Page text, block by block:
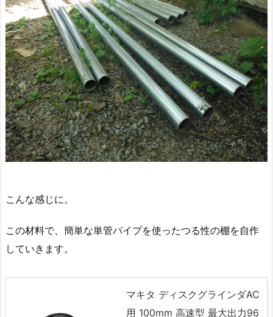
こんな感じに。
この材料で、簡単な単管パイプを使ったつる性の棚を自作
していきます。
マキタ ディスクグラインダAC
用 100mm 高速型 最大出力96